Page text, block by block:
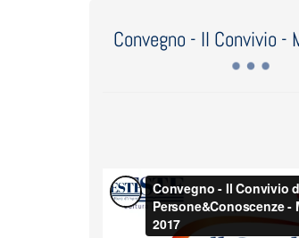
Convegno - Il Convivio -